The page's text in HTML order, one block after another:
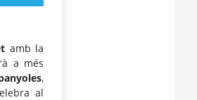
amb la
a més
,
al